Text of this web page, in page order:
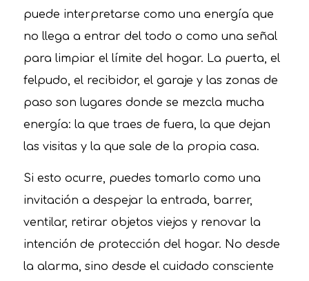
puede interpretarse como una energía que
no llega a entrar del todo o como una señal
para limpiar el límite del hogar. La puerta, el
felpudo, el recibidor, el garaje y las zonas de
paso son lugares donde se mezcla mucha
energía: la que traes de fuera, la que dejan
las visitas y la que sale de la propia casa.
Si esto ocurre, puedes tomarlo como una
invitación a despejar la entrada, barrer,
ventilar, retirar objetos viejos y renovar la
intención de protección del hogar. No desde
la alarma, sino desde el cuidado consciente